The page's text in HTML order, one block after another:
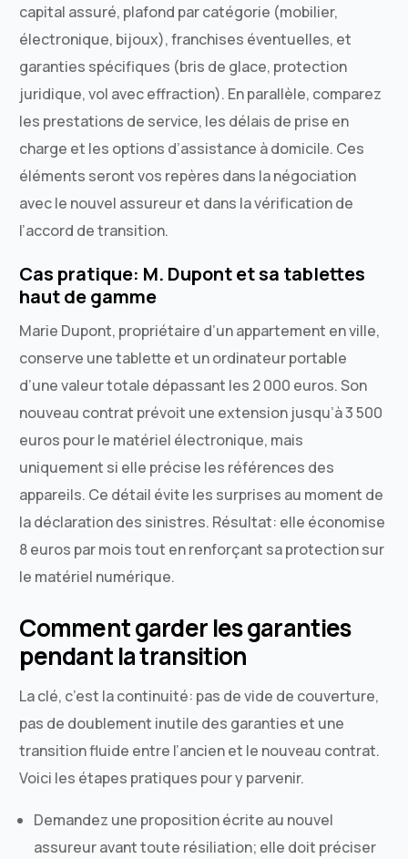
capital assuré, plafond par catégorie (mobilier,
électronique, bijoux), franchises éventuelles, et
garanties spécifiques (bris de glace, protection
juridique, vol avec effraction). En parallèle, comparez
les prestations de service, les délais de prise en
charge et les options d’assistance à domicile. Ces
éléments seront vos repères dans la négociation
avec le nouvel assureur et dans la vérification de
l’accord de transition.
Cas pratique: M. Dupont et sa tablettes
haut de gamme
Marie Dupont, propriétaire d’un appartement en ville,
conserve une tablette et un ordinateur portable
d’une valeur totale dépassant les 2 000 euros. Son
nouveau contrat prévoit une extension jusqu’à 3 500
euros pour le matériel électronique, mais
uniquement si elle précise les références des
appareils. Ce détail évite les surprises au moment de
la déclaration des sinistres. Résultat: elle économise
8 euros par mois tout en renforçant sa protection sur
le matériel numérique.
Comment garder les garanties
pendant la transition
La clé, c’est la continuité: pas de vide de couverture,
pas de doublement inutile des garanties et une
transition fluide entre l’ancien et le nouveau contrat.
Voici les étapes pratiques pour y parvenir.
Demandez une proposition écrite au nouvel
assureur avant toute résiliation; elle doit préciser